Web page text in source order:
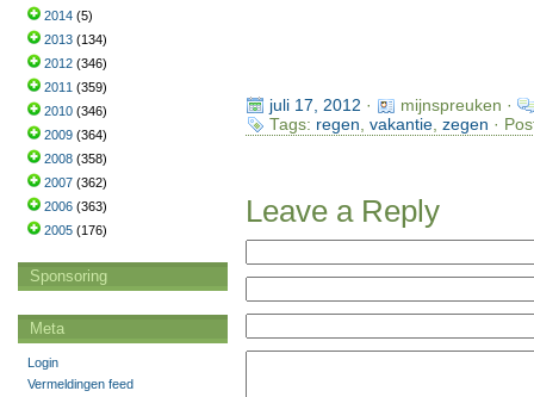
juli 17, 2012 ·
mijnspreuken ·
Tags: regen vakantie, zegen ·
Leave a Reply
2014 (5)
2013 (134)
2012 (346)
2011 (359)
2010 (346)
2009 (364)
2008 (358)
2007 (362)
2006 (363)
2005 (176)
Sponsoring
Meta
Login
Vermeldingen feed